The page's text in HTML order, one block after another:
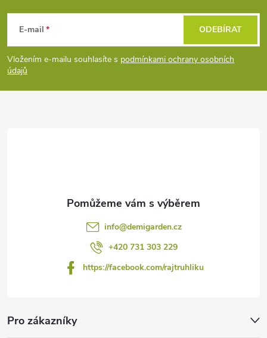
p
a
E-mail
Vložením e-mailu souhlasíte s podmínkami ochrany osobních
údajů
ODEBÍRAT
info@demigarden.cz
+420 731 303 229
https://facebook.com/rajtruhliku
Pro zákazníky